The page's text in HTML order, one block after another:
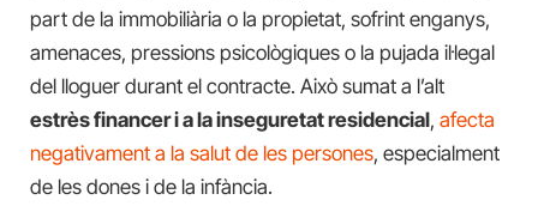
part de la immobiliària o la propietat, sofrint enganys,
amenaces, pressions psicològiques o la pujada il·legal
del lloguer durant el contracte. Això sumat a l’alt
estrès financer i a la inseguretat residencial, afecta
negativament a la salut de les persones, especialment
de les dones i de la infància.